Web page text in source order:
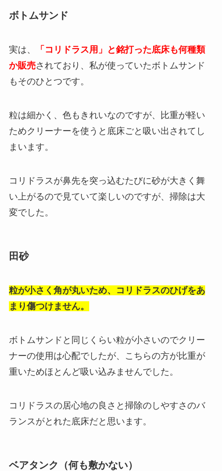
ボトムサンド
実は、
「コリドラス用」と銘打った底床も何種類
か販売されており、私が使っていたボトムサンド
もそのひとつです。
粒は細かく、色もきれいなのですが、比重が軽い
ためクリーナーを使うと底床ごと吸い出されてし
まいます。
コリドラスが鼻先を突っ込むたびに砂が大きく舞
い上がるので見ていて楽しいのですが、掃除は大
変でした。
田砂
粒が小さく角が丸いため、コリドラスのひげをあ
まり傷つけません。
ボトムサンドと同じくらい粒が小さいのでクリー
ナーの使用は心配でしたが、こちらの方が比重が
重いためほとんど吸い込みませんでした。
コリドラスの居心地の良さと掃除のしやすさのバ
ランスがとれた底床だと思います。
ベアタンク（何も敷かない）